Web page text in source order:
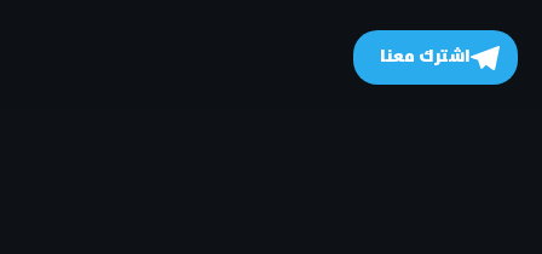
اشترك معنا